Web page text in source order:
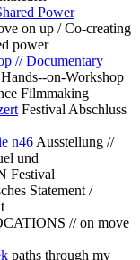
Power
on up / Co-creating
power
// Documentary
Hands--on-Workshop
Filmmaking
Festival Abschluss
n46 Ausstellung //
und
Festival
Statement /
// on move
paths through my